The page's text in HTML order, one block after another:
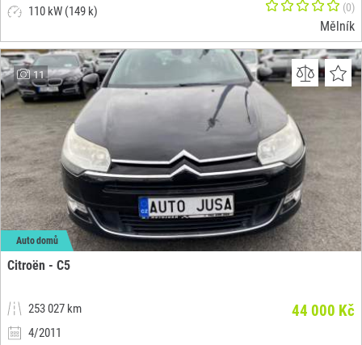
110 kW (149 k)
(0)
Mělník
11
Auto domů
Citroën - C5
253 027 km
4/2011
44 000 Kč